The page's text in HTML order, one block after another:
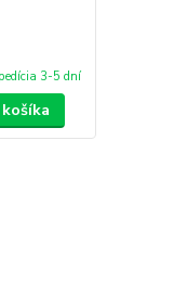
3-5 dní